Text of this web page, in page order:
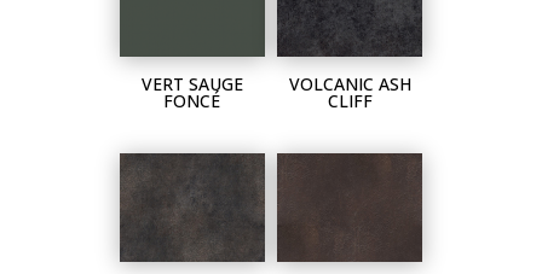
VERT SAUGE
FONCÉ
VOLCANIC ASH
CLIFF